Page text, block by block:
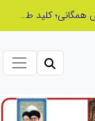
ابتکار در حمایت از باشگاه‌ها و خلاقیت در توسعه ورزش همگانی؛ کلید طلایی پیشرفت ورزش کشور